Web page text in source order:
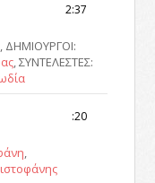
2:37
, ΔΗΜΙΟΥΡΓΟΙ:
, ΣΥΝΤΕΛΕΣΤΕΣ:
:20
,